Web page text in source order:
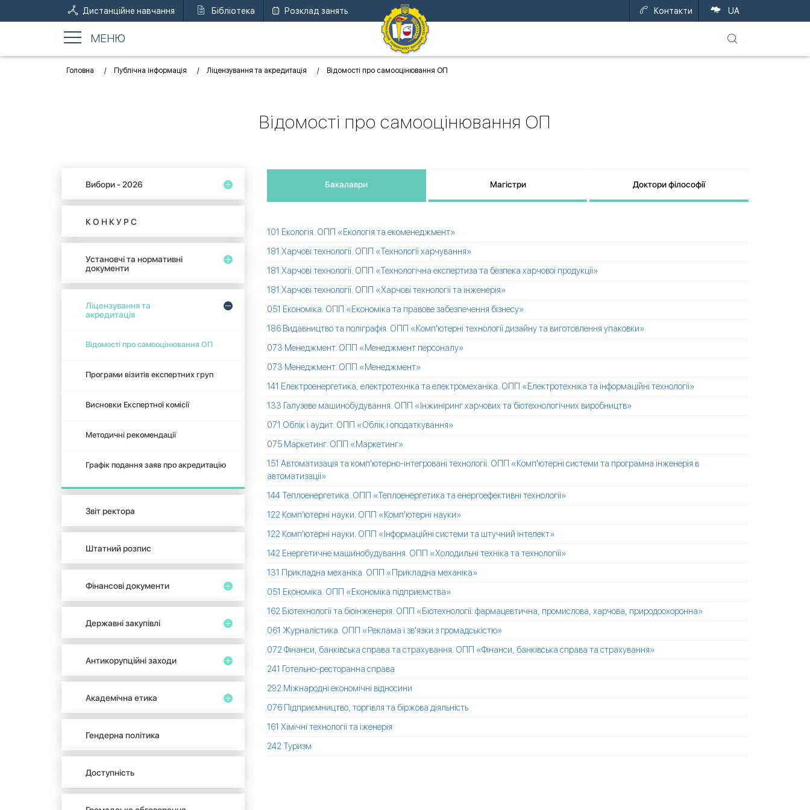
Дистанційне навчання Бібліотека Розклад занять UA
Контакти
МЕНЮ
Головна Публічна інформація Ліцензування та акредитація Відомості про самооцінювання ОП
Відомості про самооцінювання ОП
Вибори - 2026
К О Н К У Р С
Установчі та нормативні
документи
Ліцензування та
акредитація
Відомості про самооцінювання ОП
Програми візитів експертних груп
Висновки Експертної комісії
Методичні рекомендації
Графік подання заяв про акредитацію
Звіт ректора
Штатний розпис
Фінансові документи
Державні закупівлі
Антикорупційні заходи
Академічна етика
Гендерна політика
Доступність
Бакалаври Магістри Доктори філософії
101 Екологія. ОПП «Екологія та екоменеджмент»
181 Харчові технології. ОПП «Технології харчування»
181 Харчові технології. ОПП «Технологічна експертиза та безпека харчової продукції»
181 Харчові технології. ОПП «Харчові технології та інженерія»
051 Економіка. ОПП «Економіка та правове забезпечення бізнесу»
186 Видавництво та поліграфія. ОПП «Комп'ютерні технології дизайну та виготовлення упаковки»
073 Менеджмент. ОПП «Менеджмент персоналу»
073 Менеджмент. ОПП «Менеджмент»
141 Електроенергетика, електротехніка та електромеханіка. ОПП «Електротехніка та інформаційні технології»
133 Галузеве машинобудування. ОПП «Інжиніринг харчових та біотехнологічних виробництв»
071 Облік і аудит. ОПП «Облік і оподаткування»
075 Маркетинг. ОПП «Маркетинг»
151 Автоматизація та комп'ютерно-інтегровані технології. ОПП «Комп'ютерні системи та програмна інженерія в
автоматизації»
144 Теплоенергетика. ОПП «Теплоенергетика та енергоефективні технології»
122 Комп'ютерні науки. ОПП «Комп'ютерні науки»
122 Комп'ютерні науки. ОПП «Інформаційні системи та штучний інтелект»
142 Енергетичне машинобудування. ОПП «Холодильні техніка та технологіїї»
131 Прикладна механіка. ОПП «Прикладна механіка»
051 Економіка. ОПП «Економіка підприємства»
162 Біотехнології та біоінженерія. ОПП «Біотехнології: фармацевтична, промислова, харчова, природоохоронна»
061 Журналістика. ОПП «Реклама і зв'язки з громадськістю»
072 Фінанси, банківська справа та страхування. ОПП «Фінанси, банківська справа та страхування»
241 Готельно-ресторанна справа
292 Міжнародні економічні відносини
076 Підприємництво, торгівля та біржова діяльність
161 Хімічні технології та іженерія
242 Туризм